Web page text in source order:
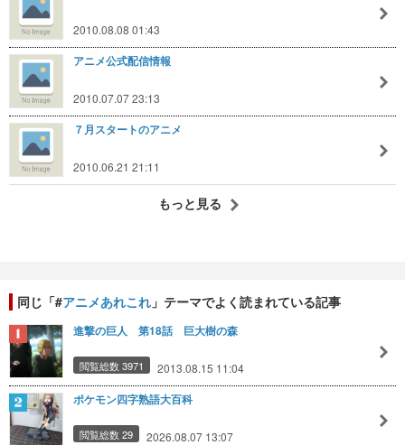
2010.08.08 01:43
アニメ公式配信情報
2010.07.07 23:13
７月スタートのアニメ
2010.06.21 21:11
もっと見る
同じ「#アニメあれこれ 」テーマでよく読まれている記事
進撃の巨人 第18話 巨大樹の森
閲覧総数 3971 2013.08.15 11:04
ポケモン四字熟語大百科
閲覧総数 29 2026.08.07 13:07